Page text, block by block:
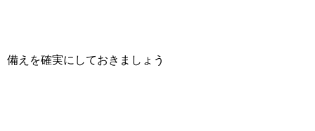
備えを確実にしておきましょう